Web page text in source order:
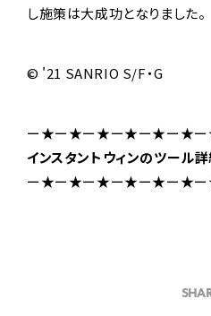
し施策は大成功となりました。
© '21 SANRIO S/F・G
ー★ー★ー★ー★ー★ー★
インスタントウィンのツール
ー★ー★ー★ー★ー★ー★